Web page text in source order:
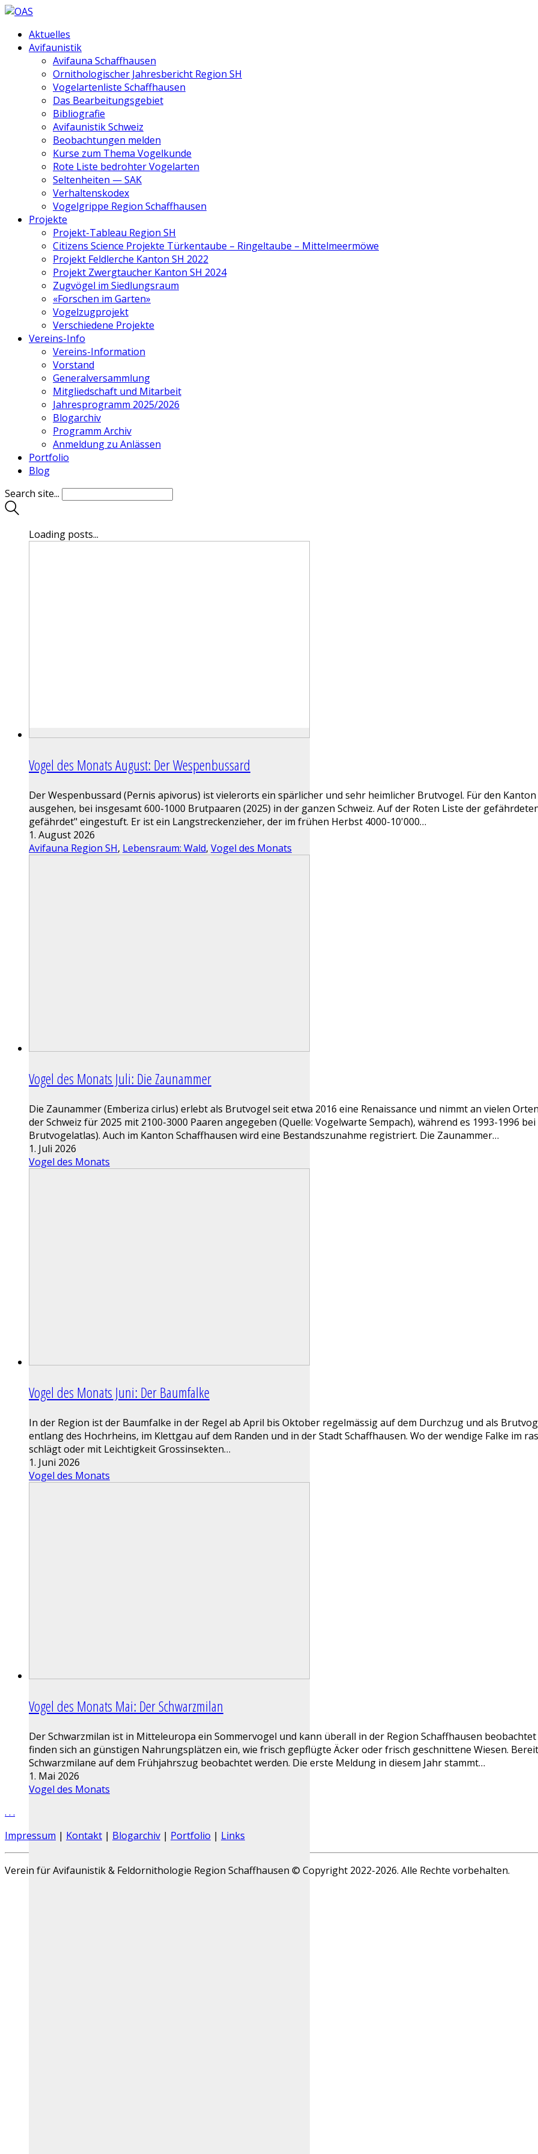
Aktuelles
Avifaunistik
Avifauna Schaffhausen
Ornithologischer Jahresbericht Region SH
Vogelartenliste Schaffhausen
Das Bearbeitungsgebiet
Bibliografie
Avifaunistik Schweiz
Beobachtungen melden
Kurse zum Thema Vogelkunde
Rote Liste bedrohter Vogelarten
Seltenheiten — SAK
Verhaltenskodex
Vogelgrippe Region Schaffhausen
Projekte
Projekt-Tableau Region SH
Citizens Science Projekte Türkentaube – Ringeltaube – Mittelmeermöwe
Projekt Feldlerche Kanton SH 2022
Projekt Zwergtaucher Kanton SH 2024
Zugvögel im Siedlungsraum
«Forschen im Garten»
Vogelzugprojekt
Verschiedene Projekte
Vereins-Info
Vereins-Information
Vorstand
Generalversammlung
Mitgliedschaft und Mitarbeit
Jahresprogramm 2025/2026
Blogarchiv
Programm Archiv
Anmeldung zu Anlässen
Portfolio
Blog
Search site...
Loading posts...
Vogel des Monats August: Der Wespenbussard
Der Wespenbussard (Pernis apivorus) ist vielerorts ein spärlicher und sehr heimlicher Brutvogel. Für den
ausgehen, bei insgesamt 600-1000 Brutpaaren (2025) in der ganzen Schweiz. Auf der Roten Liste der
gefährdet" eingestuft. Er ist ein Langstreckenzieher, der im frühen Herbst 4000-10'000…
1. August 2026
Avifauna Region SH, Lebensraum: Wald, Vogel des Monats
Vogel des Monats Juli: Die Zaunammer
Die Zaunammer (Emberiza cirlus) erlebt als Brutvogel seit etwa 2016 eine Renaissance und nimmt an vielen
der Schweiz für 2025 mit 2100-3000 Paaren angegeben (Quelle: Vogelwarte Sempach), während es 1993-1996
Brutvogelatlas). Auch im Kanton Schaffhausen wird eine Bestandszunahme registriert. Die Zaunammer…
1. Juli 2026
Vogel des Monats
Vogel des Monats Juni: Der Baumfalke
In der Region ist der Baumfalke in der Regel ab April bis Oktober regelmässig auf dem Durchzug und als
entlang des Hochrheins, im Klettgau auf dem Randen und in der Stadt Schaffhausen. Wo der wendige Falke im
schlägt oder mit Leichtigkeit Grossinsekten…
1. Juni 2026
Vogel des Monats
Vogel des Monats Mai: Der Schwarzmilan
Der Schwarzmilan ist in Mitteleuropa ein Sommervogel und kann überall in der Region Schaffhausen
finden sich an günstigen Nahrungsplätzen ein, wie frisch gepflügte Äcker oder frisch geschnittene Wiesen.
Schwarzmilane auf dem Frühjahrszug beobachtet werden. Die erste Meldung in diesem Jahr stammt…
1. Mai 2026
Vogel des Monats
. . .
Impressum | Kontakt | Blogarchiv | Portfolio | Links
Verein für Avifaunistik & Feldornithologie Region Schaffhausen © Copyright 2022-2026. Alle Rechte vorbehalten.